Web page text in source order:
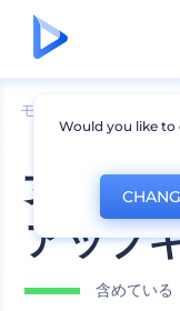
モックアップ
女性用
アップ
含めている
Would you like to